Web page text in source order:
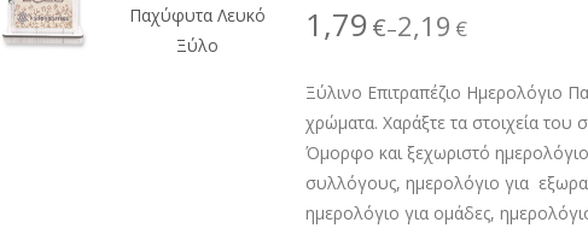
1,79€–2,19 €
Ξύλινο Επιτραπέζιο Ημερολόγιο
χρώματα. Χαράξτε τα στοιχεία
Όμορφο και ξεχωριστό
συλλόγους, ημερολόγιο για
ημερολόγιο για ομάδες,